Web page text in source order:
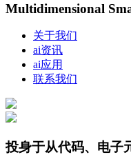
Multidimensional
关于我们
ai资讯
ai应用
联系我们
投身于从代码、电子